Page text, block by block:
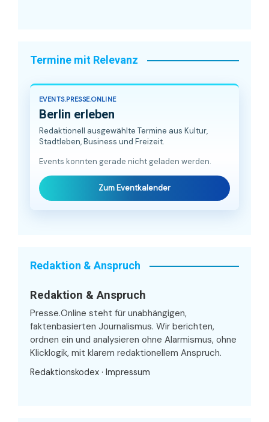
Termine mit Relevanz
EVENTS.PRESSE.ONLINE
Berlin erleben
Redaktionell ausgewählte Termine aus Kultur,
Stadtleben, Business und Freizeit.
Events konnten gerade nicht geladen werden.
Zum Eventkalender
Redaktion & Anspruch
Redaktion & Anspruch
Presse.Online steht für unabhängigen,
faktenbasierten Journalismus. Wir berichten,
ordnen ein und analysieren ohne Alarmismus, ohne
Klicklogik, mit klarem redaktionellem Anspruch.
Redaktionskodex · Impressum